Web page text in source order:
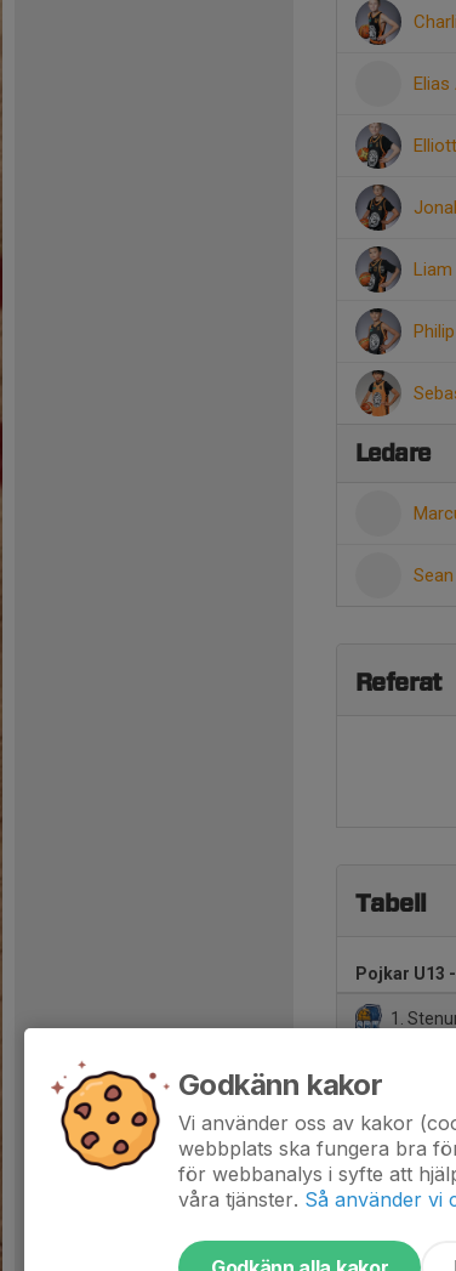
Elias
Liam
Ledare
Referat
Tabell
Pojkar U13
1.
3. Ale
Godkänn kakor
Vi använder oss av kakor
webbplats ska fungera bra
för webbanalys i syfte att
våra tjänster. Så använder vi